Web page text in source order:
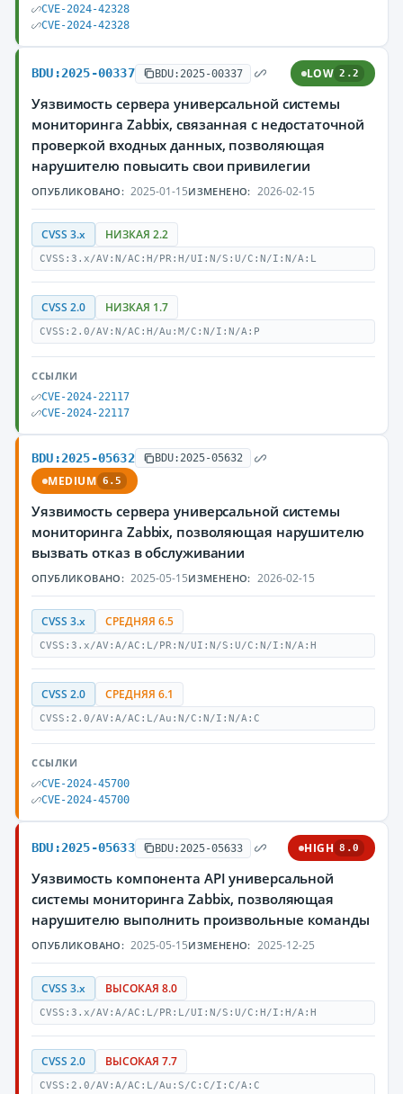
CVE-2024-42328
CVE-2024-42328
BDU:2025-00337 BDU:2025-00337 LOW 2.2
Уязвимость сервера универсальной системы
мониторинга Zabbix, связанная с недостаточной
проверкой входных данных, позволяющая
нарушителю повысить свои привилегии
ОПУБЛИКОВАНО: 2025-01-15ИЗМЕНЕНО: 2026-02-15
CVSS 3.x НИЗКАЯ 2.2
CVSS:3.x/AV:N/AC:H/PR:H/UI:N/S:U/C:N/I:N/A:L
CVSS 2.0 НИЗКАЯ 1.7
CVSS:2.0/AV:N/AC:H/Au:M/C:N/I:N/A:P
ССЫЛКИ
CVE-2024-22117
CVE-2024-22117
BDU:2025-05632 BDU:2025-05632
MEDIUM 6.5
Уязвимость сервера универсальной системы
мониторинга Zabbix, позволяющая нарушителю
вызвать отказ в обслуживании
ОПУБЛИКОВАНО: 2025-05-15ИЗМЕНЕНО: 2026-02-15
CVSS 3.x СРЕДНЯЯ 6.5
CVSS:3.x/AV:A/AC:L/PR:N/UI:N/S:U/C:N/I:N/A:H
CVSS 2.0 СРЕДНЯЯ 6.1
CVSS:2.0/AV:A/AC:L/Au:N/C:N/I:N/A:C
ССЫЛКИ
CVE-2024-45700
CVE-2024-45700
BDU:2025-05633 BDU:2025-05633 HIGH 8.0
Уязвимость компонента API универсальной
системы мониторинга Zabbix, позволяющая
нарушителю выполнить произвольные команды
ОПУБЛИКОВАНО: 2025-05-15ИЗМЕНЕНО: 2025-12-25
CVSS 3.x ВЫСОКАЯ 8.0
CVSS:3.x/AV:A/AC:L/PR:L/UI:N/S:U/C:H/I:H/A:H
CVSS 2.0 ВЫСОКАЯ 7.7
CVSS:2.0/AV:A/AC:L/Au:S/C:C/I:C/A:C